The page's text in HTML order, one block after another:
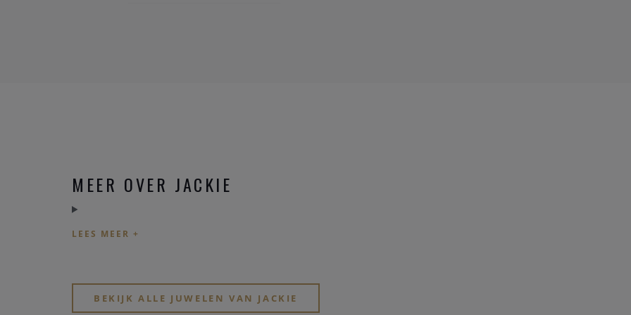
MEER OVER JACKIE
BEKIJK ALLE JUWELEN VAN JACKIE